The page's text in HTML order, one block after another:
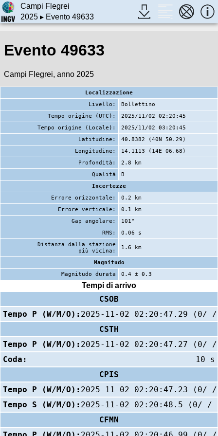
Campi Flegrei
2025▸ Evento 49633
Evento 49633
Campi Flegrei, anno 2025
Localizzazione
Livello:
Bollettino
Tempo origine (UTC):
2025/11/02 02:20:45
Tempo origine (Locale):
2025/11/02 03:20:45
Latitudine:
40.8382 (40N 50.29)
Longitudine:
14.1113 (14E 06.68)
Profondità:
2.8 km
Qualità
B
Incertezze
Errore orizzontale:
0.2 km
Errore verticale:
0.1 km
Gap angolare:
101°
RMS:
0.06 s
Distanza dalla stazione
più vicina:
1.6 km
Magnitudo
Magnitudo durata
0.4 ± 0.3
Tempi di arrivo
CSOB
Tempo P (W/M/O): 2025-11-02 02:20:47.29 (0/
CSTH
Tempo P (W/M/O): 2025-11-02 02:20:47.27 (0/
Coda:
10 s
CPIS
Tempo P (W/M/O): 2025-11-02 02:20:47.23 (0/
Tempo S (W/M/O): 2025-11-02 02:20:48.5 (0/ /
CFMN